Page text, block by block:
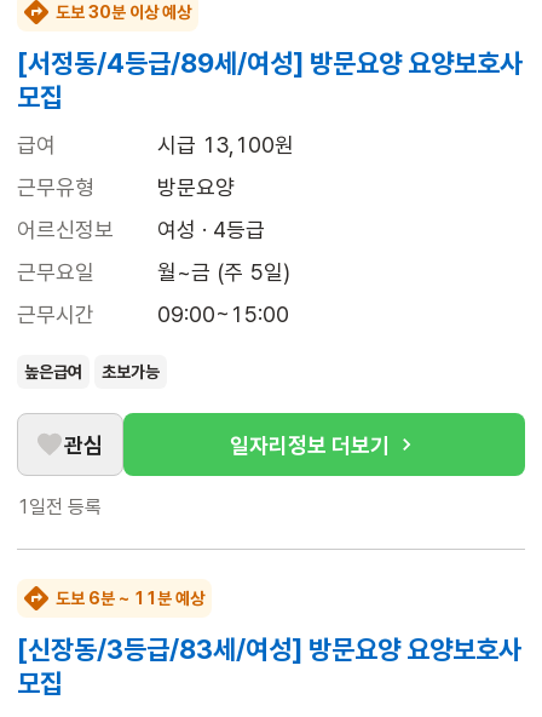
도보 30분 이상 예상
[서정동/4등급/89세/여성] 방문요양 요양보호사
모집
급여
시급 13,100원
근무유형
방문요양
어르신정보
여성 · 4등급
근무요일
월~금 (주 5일)
근무시간
09:00~15:00
높은급여 초보가능
관심 일자리정보 더보기
1일전 등록
도보 6분 ~ 11분 예상
[신장동/3등급/83세/여성] 방문요양 요양보호사
모집